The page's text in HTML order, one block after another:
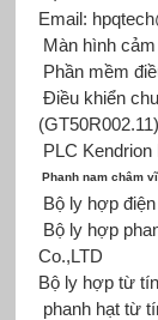
Email:
Màn hình
Phần mềm
Điều khiển
(GT50R002.11)
PLC Kendrion
Phanh nam châm
Bộ ly hợp
Bộ ly hợp
Co.,LTD
Bộ ly hợp từ
phanh hạt từ